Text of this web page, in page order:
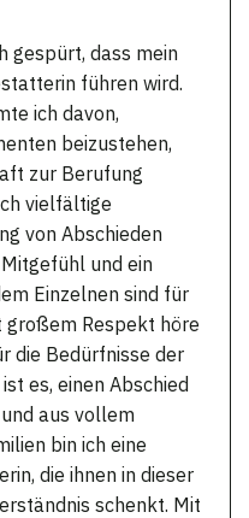
gespürt, dass mein
führen wird.
ich davon,
beizustehen,
zur Berufung
vielfältige
von Abschieden
und ein
Einzelnen sind für
Respekt höre
die Bedürfnisse der
es, einen Abschied
aus vollem
bin ich eine
die ihnen in dieser
schenkt. Mit